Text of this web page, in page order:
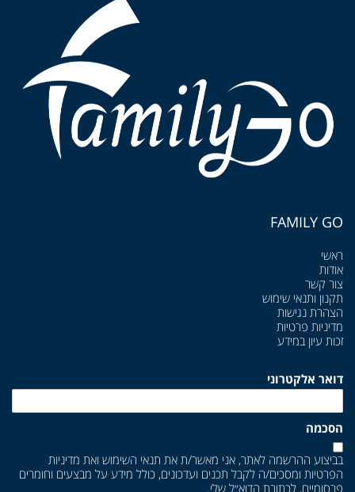
FAMILY GO
ראשי
אודות
צור קשר
תקנון ותנאי שימוש
הצהרת נגישות
מדיניות פרטיות
זכות עיון במידע
דואר אלקטרוני
הסכמה
בביצוע ההרשמה לאתר, אני מאשר/ת את תנאי השימוש ואת מדיניות
הפרטיות ומסכים/ה לקבל תכנים ועדכונים, כולל מידע על מבצעים וחומרים
פרסומיים, לכתובת הדוא״ל שלי.